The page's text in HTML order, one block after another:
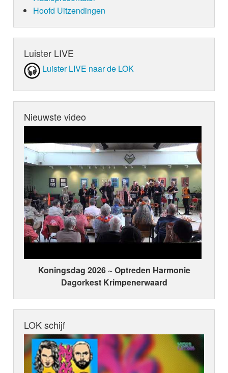
Hoofd Uitzendingen
Luister LIVE
Luister LIVE naar de LOK
Nieuwste video
Koningsdag 2026 ~ Optreden Harmonie
Dagorkest Krimpenerwaard
LOK schijf